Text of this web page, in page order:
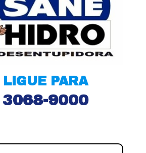
LIGUE PARA
3068-9000